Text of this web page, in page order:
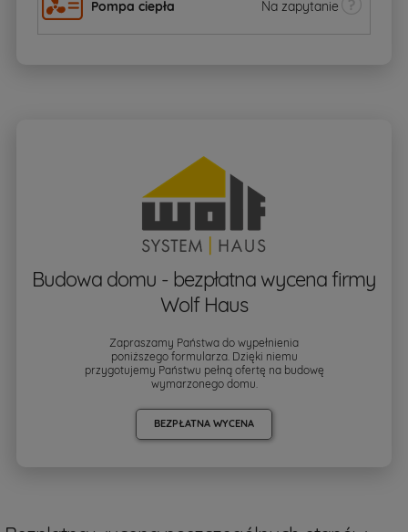
Pompa ciepła Na zapytanie
Budowa domu - bezpłatna wycena firmy
Wolf Haus
Zapraszamy Państwa do wypełnienia
poniższego formularza. Dzięki niemu
przygotujemy Państwu pełną ofertę na budowę
wymarzonego domu.
BEZPŁATNA WYCENA